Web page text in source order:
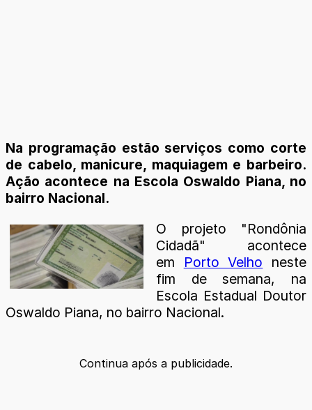
Na programação estão serviços como corte
de cabelo, manicure, maquiagem e barbeiro.
Ação acontece na Escola Oswaldo Piana, no
bairro Nacional.
O projeto "Rondônia
Cidadã" acontece
em Porto Velho neste
fim de semana, na
Escola Estadual Doutor
Oswaldo Piana, no bairro Nacional.
Continua após a publicidade.